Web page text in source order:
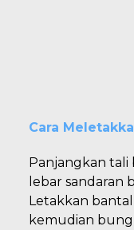
Cara
Panjangkan
lebar sandaran
Letakkan
kemudian